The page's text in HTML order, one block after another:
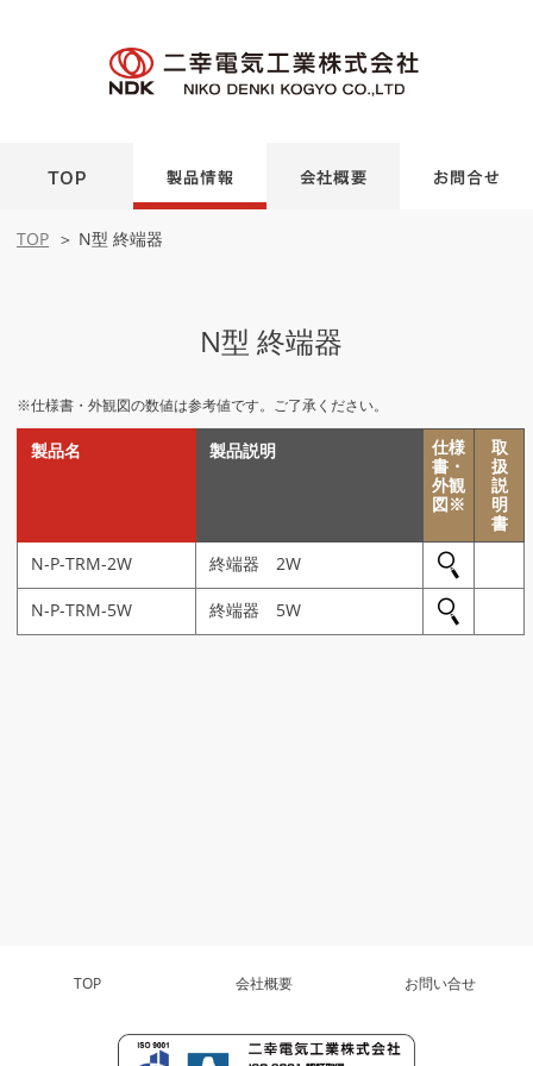
製品情報
TOP ＞ N型 終端器
N型 終端器
※仕様書・外観図の数値は参考値です。ご了承ください。
製品名 製品説明
仕様
書・
外観
図※
取
扱
説
明
書
N-P-TRM-2W
終端器 2W
N-P-TRM-5W 終端器 5W
TOP 会社概要 お問い合せ